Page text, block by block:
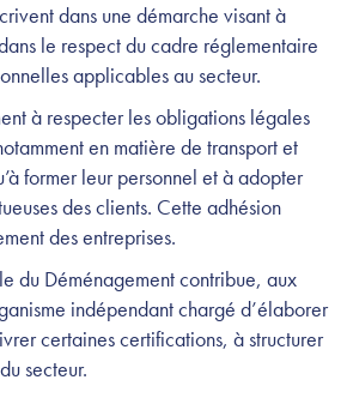
dans une démarche visant à
le respect du cadre réglementaire
applicables au secteur.
à respecter les obligations légales
en matière de transport et
former leur personnel et à adopter
des clients. Cette adhésion
des entreprises.
du Déménagement contribue, aux
indépendant chargé d’élaborer
certaines certifications, à structurer
secteur.